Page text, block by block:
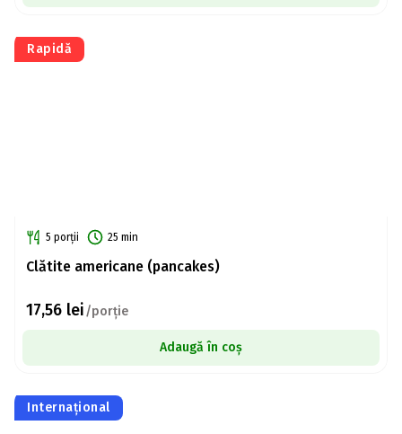
Rapidă
5 porții 25 min
Clătite americane (pancakes)
17,56 lei/porție
Adaugă în coș
Internațional